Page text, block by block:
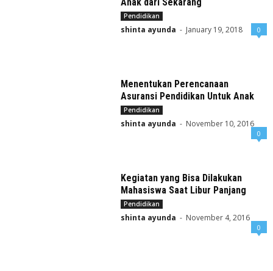
Anak dari Sekarang
Pendidikan
shinta ayunda - January 19, 2018 0
Menentukan Perencanaan
Asuransi Pendidikan Untuk Anak
Pendidikan
shinta ayunda - November 10, 2016
0
Kegiatan yang Bisa Dilakukan
Mahasiswa Saat Libur Panjang
Pendidikan
shinta ayunda - November 4, 2016
0